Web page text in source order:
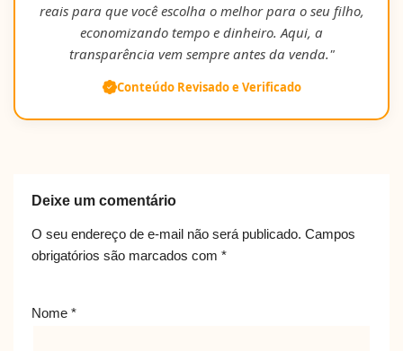
reais para que você escolha o melhor para o seu filho,
economizando tempo e dinheiro. Aqui, a
transparência vem sempre antes da venda."
Conteúdo Revisado e Verificado
Deixe um comentário
O seu endereço de e-mail não será publicado. Campos
obrigatórios são marcados com *
Nome *